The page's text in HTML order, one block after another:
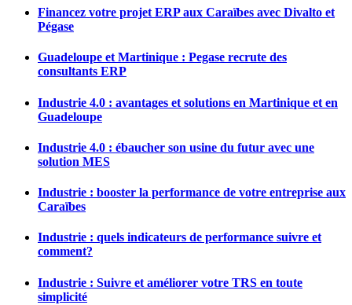
Financez votre projet ERP aux Caraïbes avec Divalto et
Pégase
Guadeloupe et Martinique : Pegase recrute des
consultants ERP
Industrie 4.0 : avantages et solutions en Martinique et en
Guadeloupe
Industrie 4.0 : ébaucher son usine du futur avec une
solution MES
Industrie : booster la performance de votre entreprise aux
Caraïbes
Industrie : quels indicateurs de performance suivre et
comment?
Industrie : Suivre et améliorer votre TRS en toute
simplicité